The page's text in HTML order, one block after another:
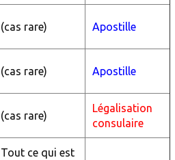
(cas rare) Apostille
(cas rare) Apostille
(cas rare)
Légalisation
consulaire
Tout ce qui est